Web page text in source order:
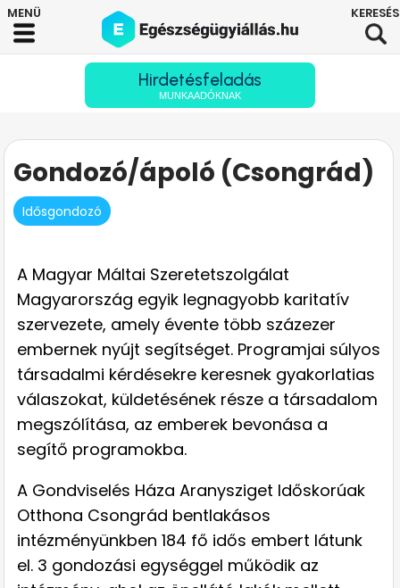
Hirdetésfeladás
MUNKAADÓKNAK
Gondozó/ápoló (Csongrád)
Idősgondozó
A Magyar Máltai Szeretetszolgálat
Magyarország egyik legnagyobb karitatív
szervezete, amely évente több százezer
embernek nyújt segítséget. Programjai súlyos
társadalmi kérdésekre keresnek gyakorlatias
válaszokat, küldetésének része a társadalom
megszólítása, az emberek bevonása a
segítő programokba.
A Gondviselés Háza Aranysziget Időskorúak
Otthona Csongrád bentlakásos
intézményünkben 184 fő idős embert látunk
el. 3 gondozási egységgel működik az